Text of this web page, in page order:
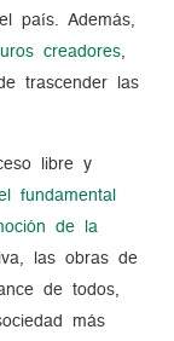
país. Además,
creadores,
trascender las
libre y
fundamental
de la
las obras de
de todos,
más